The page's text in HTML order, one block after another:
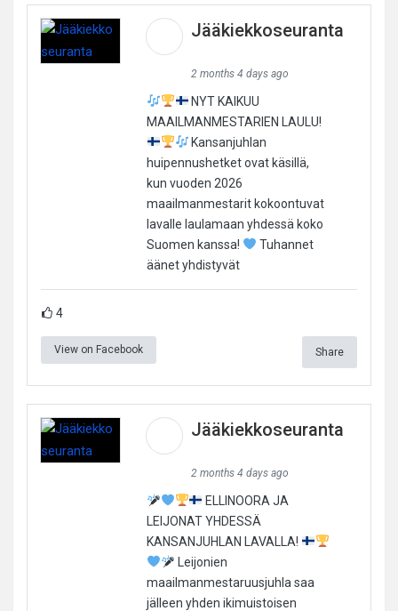
Jääkiekkoseuranta
2 months 4 days ago
NYT KAIKUU
MAAILMANMESTARIEN LAULU!
Kansanjuhlan
huipennushetket ovat käsillä,
kun vuoden 2026
maailmanmestarit kokoontuvat
lavalle laulamaan yhdessä koko
Suomen kanssa!
Tuhannet
äänet yhdistyvät
4
View on Facebook Share
Jääkiekkoseuranta
2 months 4 days ago
ELLINOORA JA
LEIJONAT YHDESSÄ
KANSANJUHLAN LAVALLA!
Leijonien
maailmanmestaruusjuhla saa
jälleen yhden ikimuistoisen